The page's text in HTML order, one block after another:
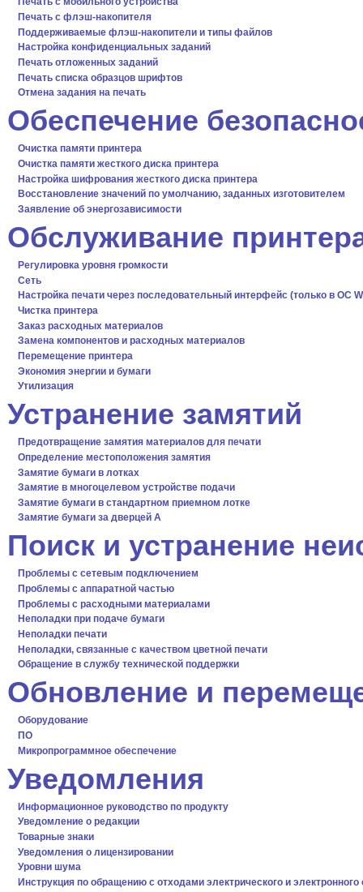
Печать с флэш-накопителя
Поддерживаемые флэш-накопители и типы файлов
Настройка конфиденциальных заданий
Печать отложенных заданий
Печать списка образцов шрифтов
Отмена задания на печать
Обеспечение
Очистка памяти принтера
Очистка памяти жесткого диска принтера
Настройка шифрования жесткого диска принтера
Восстановление значений по умолчанию, заданных изготовителем
Заявление об энергозависимости
Обслуживание
Регулировка уровня громкости
Сеть
Настройка печати через последовательный интерфейс (только в ОС
Чистка принтера
Заказ расходных материалов
Замена компонентов и расходных материалов
Перемещение принтера
Экономия энергии и бумаги
Утилизация
Устранение замятий
Предотвращение замятия материалов для печати
Определение местоположения замятия
Замятие бумаги в лотках
Замятие в многоцелевом устройстве подачи
Замятие бумаги в стандартном приемном лотке
Замятие бумаги за дверцей A
Поиск и устранение
Проблемы с сетевым подключением
Проблемы с аппаратной частью
Проблемы с расходными материалами
Неполадки при подаче бумаги
Неполадки печати
Неполадки, связанные с качеством цветной печати
Обращение в службу технической поддержки
Обновление и
Оборудование
ПО
Микропрограммное обеспечение
Уведомления
Информационное руководство по продукту
Уведомление о редакции
Товарные знаки
Уведомления о лицензировании
Уровни шума
Инструкция по обращению с отходами электрического и электронного